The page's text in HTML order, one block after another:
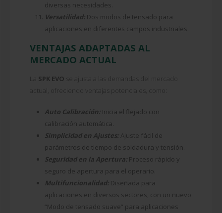
diversas necesidades.
Versatilidad:Dos modos de tensado para
aplicaciones en diferentes campos industriales.
VENTAJAS ADAPTADAS AL
MERCADO ACTUAL
SPK EVO se ajusta a las demandas del mercado
actual, ofreciendo ventajas potenciales, como:
Auto Calibración:Inicia el flejado con
calibración automática.
Simplicidad en Ajustes: Ajuste fácil de
parámetros de tiempo de soldadura y tensión.
Seguridad en la Apertura:Proceso rápido y
seguro de apertura para el operario.
Multifuncionalidad: Diseñada para
aplicaciones en diversos sectores, con un nuevo
“Modo de tensado suave” para aplicaciones